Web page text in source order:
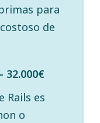
para
de
32.000€
Rails es
o